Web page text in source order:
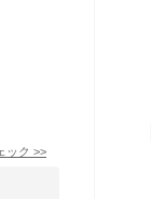
ック >>